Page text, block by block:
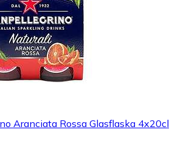
Aranciata Rossa Glasflaska 4x20cl